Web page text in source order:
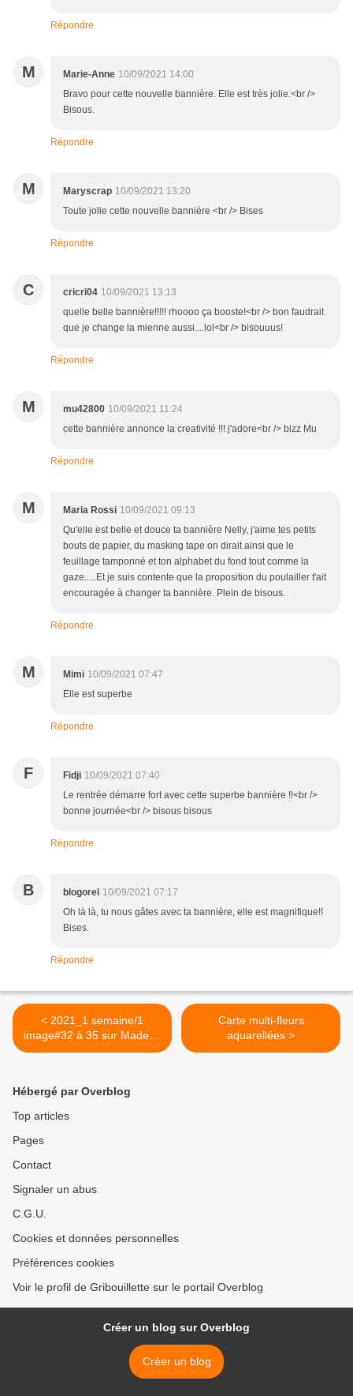
Répondre
M Marie-Anne 10/09/2021 14:00
Bravo pour cette nouvelle bannière. Elle est très jolie.<br />
Bisous.
Répondre
M Maryscrap 10/09/2021 13:20
Toute jolie cette nouvelle bannière <br /> Bises
Répondre
C cricri04 10/09/2021 13:13
quelle belle bannière!!!!! rhoooo ça booste!<br /> bon faudrait
que je change la mienne aussi....lol<br /> bisouuus!
Répondre
M mu42800 10/09/2021 11:24
cette bannière annonce la creativité !!! j'adore<br /> bizz Mu
Répondre
M Maria Rossi 10/09/2021 09:13
Qu'elle est belle et douce ta bannière Nelly, j'aime tes petits
bouts de papier, du masking tape on dirait ainsi que le
feuillage tamponné et ton alphabet du fond tout comme la
gaze.....Et je suis contente que la proposition du poulailler t'ait
encouragée à changer ta bannière. Plein de bisous.
Répondre
M Mimi 10/09/2021 07:47
Elle est superbe
Répondre
F Fidji 10/09/2021 07:40
Le rentrée démarre fort avec cette superbe bannière !!<br />
bonne journée<br /> bisous bisous
Répondre
B blogorel 10/09/2021 07:17
Oh là là, tu nous gâtes avec ta bannière, elle est magnifique!!
Bises.
Répondre
< 2021_1 semaine/1
image#32 à 35 sur Made In
Scrap
Carte multi-fleurs
aquarellées >
Hébergé par Overblog
Top articles
Pages
Contact
Signaler un abus
C.G.U.
Cookies et données personnelles
Préférences cookies
Voir le profil de Gribouillette sur le portail Overblog
Créer un blog sur Overblog
Créer un blog